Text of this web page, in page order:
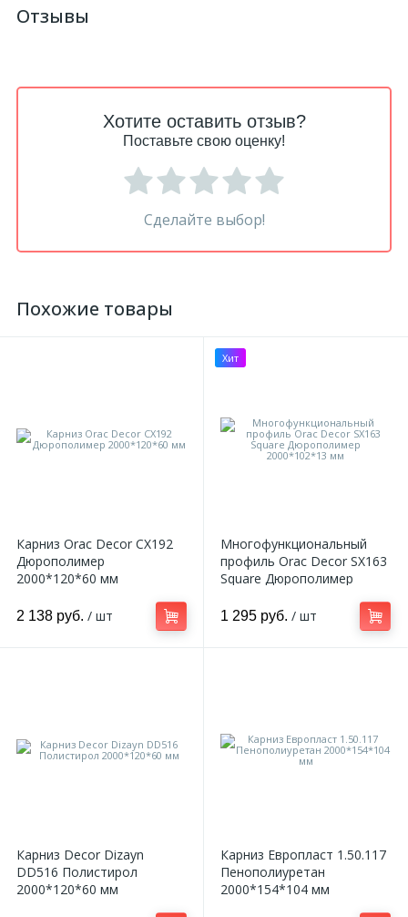
Отзывы
Хотите оставить отзыв?
Поставьте свою оценку!
Сделайте выбор!
Похожие товары
Карниз Orac Decor CX192
Дюрополимер
2000*120*60 мм
2 138 руб. / шт
Хит
Многофункциональный
профиль Orac Decor SX163
Square Дюрополимер
1 295 руб. / шт
Карниз Decor Dizayn
DD516 Полистирол
2000*120*60 мм
Карниз Европласт 1.50.117
Пенополиуретан
2000*154*104 мм